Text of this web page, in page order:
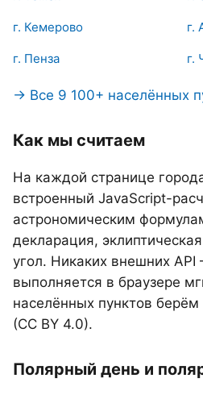
г. Кемерово г.
г. Пенза г.
→ Все 9 100+ населённых
Как мы считаем
На каждой странице
встроенный JavaScript-
астрономическим
декларация,
угол. Никаких внешних
выполняется в браузере
населённых пунктов
(CC BY 4.0).
Полярный день и